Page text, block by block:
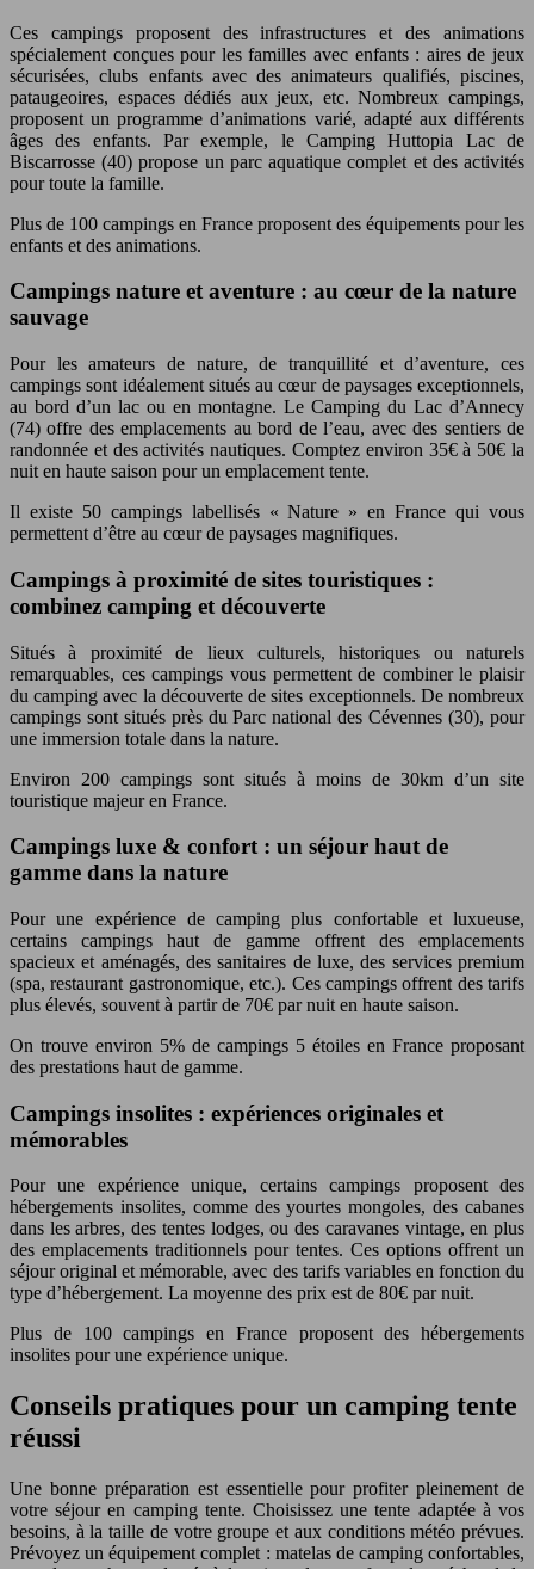
Ces campings proposent des infrastructures et des animations
spécialement conçues pour les familles avec enfants : aires de jeux
sécurisées, clubs enfants avec des animateurs qualifiés, piscines,
pataugeoires, espaces dédiés aux jeux, etc. Nombreux campings,
proposent un programme d’animations varié, adapté aux différents
âges des enfants. Par exemple, le Camping Huttopia Lac de
Biscarrosse (40) propose un parc aquatique complet et des activités
pour toute la famille.
Plus de 100 campings en France proposent des équipements pour les
enfants et des animations.
Campings nature et aventure : au cœur de la nature
sauvage
Pour les amateurs de nature, de tranquillité et d’aventure, ces
campings sont idéalement situés au cœur de paysages exceptionnels,
au bord d’un lac ou en montagne. Le Camping du Lac d’Annecy
(74) offre des emplacements au bord de l’eau, avec des sentiers de
randonnée et des activités nautiques. Comptez environ 35€ à 50€ la
nuit en haute saison pour un emplacement tente.
Il existe 50 campings labellisés « Nature » en France qui vous
permettent d’être au cœur de paysages magnifiques.
Campings à proximité de sites touristiques :
combinez camping et découverte
Situés à proximité de lieux culturels, historiques ou naturels
remarquables, ces campings vous permettent de combiner le plaisir
du camping avec la découverte de sites exceptionnels. De nombreux
campings sont situés près du Parc national des Cévennes (30), pour
une immersion totale dans la nature.
Environ 200 campings sont situés à moins de 30km d’un site
touristique majeur en France.
Campings luxe & confort : un séjour haut de
gamme dans la nature
Pour une expérience de camping plus confortable et luxueuse,
certains campings haut de gamme offrent des emplacements
spacieux et aménagés, des sanitaires de luxe, des services premium
(spa, restaurant gastronomique, etc.). Ces campings offrent des tarifs
plus élevés, souvent à partir de 70€ par nuit en haute saison.
On trouve environ 5% de campings 5 étoiles en France proposant
des prestations haut de gamme.
Campings insolites : expériences originales et
mémorables
Pour une expérience unique, certains campings proposent des
hébergements insolites, comme des yourtes mongoles, des cabanes
dans les arbres, des tentes lodges, ou des caravanes vintage, en plus
des emplacements traditionnels pour tentes. Ces options offrent un
séjour original et mémorable, avec des tarifs variables en fonction du
type d’hébergement. La moyenne des prix est de 80€ par nuit.
Plus de 100 campings en France proposent des hébergements
insolites pour une expérience unique.
Conseils pratiques pour un camping tente
réussi
Une bonne préparation est essentielle pour profiter pleinement de
votre séjour en camping tente. Choisissez une tente adaptée à vos
besoins, à la taille de votre groupe et aux conditions météo prévues.
Prévoyez un équipement complet : matelas de camping confortables,